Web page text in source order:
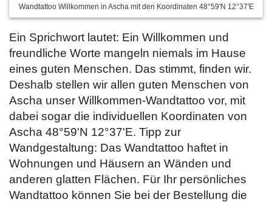
Wandtattoo Willkommen in Ascha mit den Koordinaten 48°59'N 12°37'E
Ein Sprichwort lautet: Ein Willkommen und
freundliche Worte mangeln niemals im Hause
eines guten Menschen. Das stimmt, finden wir.
Deshalb stellen wir allen guten Menschen von
Ascha unser Willkommen-Wandtattoo vor, mit
dabei sogar die individuellen Koordinaten von
Ascha 48°59'N 12°37'E. Tipp zur
Wandgestaltung: Das Wandtattoo haftet in
Wohnungen und Häusern an Wänden und
anderen glatten Flächen. Für Ihr persönliches
Wandtattoo können Sie bei der Bestellung die